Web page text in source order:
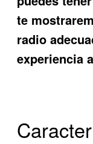
te
radio
experiencia